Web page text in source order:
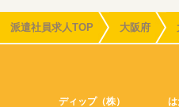
派遣社員求人TOP 大阪府
ディップ（株）